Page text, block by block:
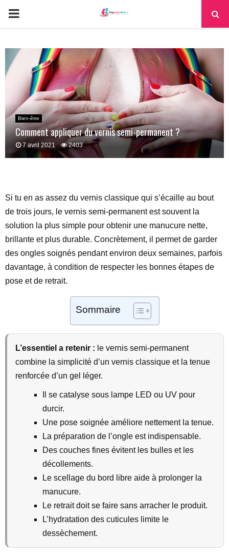
PRIMARY
Bien-être
Comment appliquer du vernis semi-permanent ?
7 avril 2021 2403
Si tu en as assez du vernis classique qui s’écaille au bout
de trois jours, le vernis semi-permanent est souvent la
solution la plus simple pour obtenir une manucure nette,
brillante et plus durable. Concrètement, il permet de garder
des ongles soignés pendant environ deux semaines, parfois
davantage, à condition de respecter les bonnes étapes de
pose et de retrait.
Sommaire
L’essentiel a retenir : le vernis semi-permanent
combine la simplicité d’un vernis classique et la tenue
renforcée d’un gel léger.
Il se catalyse sous lampe LED ou UV pour
durcir.
Une pose soignée améliore nettement la tenue.
La préparation de l’ongle est indispensable.
Des couches fines évitent les bulles et les
décollements.
Le scellage du bord libre aide à prolonger la
manucure.
Le retrait doit se faire sans arracher le produit.
L’hydratation des cuticules limite le
dessèchement.